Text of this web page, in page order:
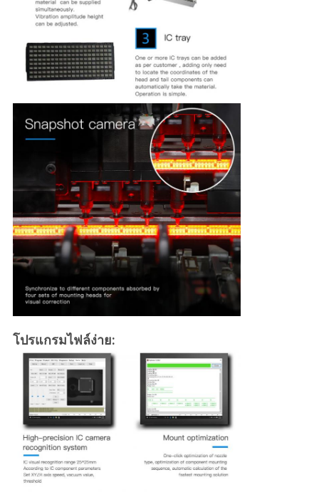
โปรแกรมไฟล์ง่าย: